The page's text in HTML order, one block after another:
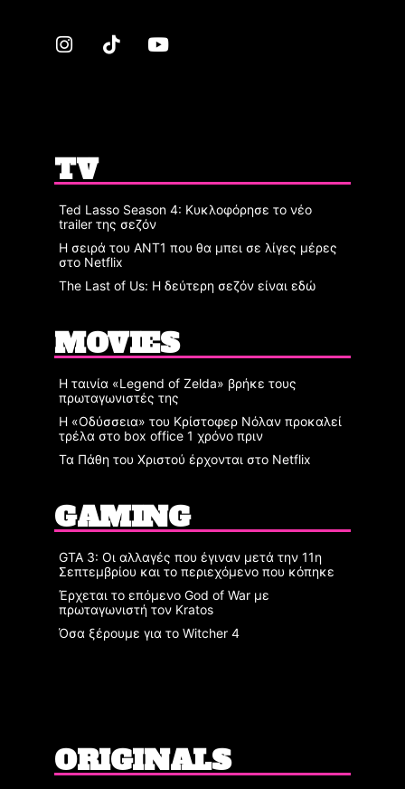
TV
Ted Lasso Season 4: Κυκλοφόρησε το νέο
trailer της σεζόν
Η σειρά του ΑΝΤ1 που θα μπει σε λίγες μέρες
στο Netflix
The Last of Us: Η δεύτερη σεζόν είναι εδώ
MOVIES
Η ταινία «Legend of Zelda» βρήκε τους
πρωταγωνιστές της
Η «Οδύσσεια» του Κρίστοφερ Νόλαν προκαλεί
τρέλα στο box office 1 χρόνο πριν
Τα Πάθη του Χριστού έρχονται στο Netflix
GAMING
GTA 3: Οι αλλαγές που έγιναν μετά την 11η
Σεπτεμβρίου και το περιεχόμενο που κόπηκε
Έρχεται το επόμενο God of War με
πρωταγωνιστή τον Kratos
Όσα ξέρουμε για το Witcher 4
ORIGINALS